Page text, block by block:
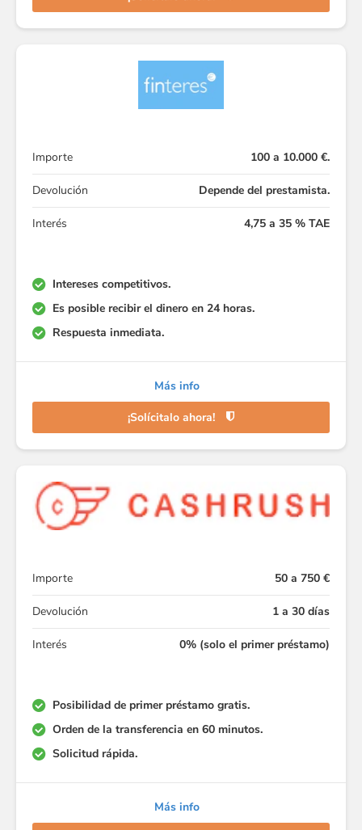
Importe 100 a 10.000 €.
Devolución Depende del prestamista.
Interés 4,75 a 35 % TAE
Intereses competitivos.
Es posible recibir el dinero en 24 horas.
Respuesta inmediata.
Más info
¡Solícitalo ahora!
Importe 50 a 750 €
Devolución 1 a 30 días
Interés 0% (solo el primer préstamo)
Posibilidad de primer préstamo gratis.
Orden de la transferencia en 60 minutos.
Solicitud rápida.
Más info